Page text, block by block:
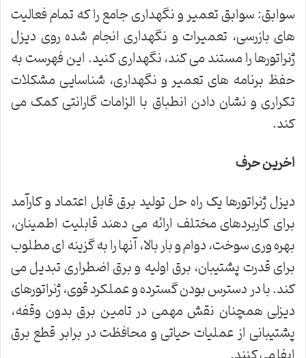
سوابق: سوابق تعمیر و نگهداری جامع را که تمام فعالیت
های بازرسی، تعمیرات و نگهداری انجام شده روی دیزل
ژنراتورها را مستند می کند، نگهداری کنید. این فهرست به
حفظ برنامه های تعمیر و نگهداری، شناسایی مشکلات
تکراری و نشان دادن انطباق با الزامات گارانتی کمک می
کند.
اخرین حرف
دیزل ژنراتورها یک راه حل تولید برق قابل اعتماد و کارآمد
برای کاربردهای مختلف ارائه می دهند قابلیت اطمینان،
بهره وری سوخت، دوام و بار بالا، آنها را به گزینه ای مطلوب
برای قدرت پشتیبان، برق اولیه و برق اضطراری تبدیل می
کند. با در دسترس بودن گسترده و عملکرد قوی، ژنراتورهای
دیزلی همچنان نقش مهمی در تامین برق بدون وقفه،
پشتیبانی از عملیات حیاتی و محافظت در برابر قطع برق